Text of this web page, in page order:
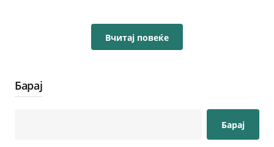
Вчитај повеќе
Барај
Барај